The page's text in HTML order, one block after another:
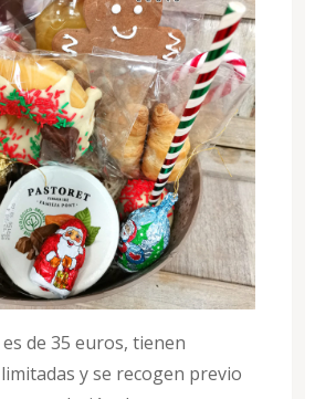
de 35 euros, tienen
y se recogen previo